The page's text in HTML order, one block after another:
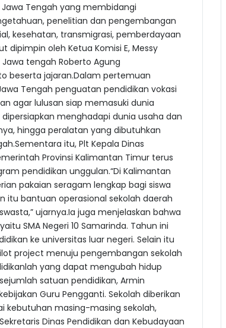
Jawa Tengah yang membidangi
penelitian dan pengembangan
kesehatan, transmigrasi, pemberdayaan
oleh Ketua Komisi E, Messy
tengah Roberto Agung
beserta jajaran.Dalam pertemuan
Tengah penguatan pendidikan vokasi
agar lulusan siap memasuki dunia
menghadapi dunia usaha dan
hingga peralatan yang dibutuhkan
itu, Plt Kepala Dinas
Provinsi Kalimantan Timur terus
pendidikan unggulan.“Di Kalimantan
pakaian seragam lengkap bagi siswa
itu bantuan operasional sekolah daerah
ujarnya.Ia juga menjelaskan bahwa
SMA Negeri 10 Samarinda. Tahun ini
ke universitas luar negeri. Selain itu
project menuju pengembangan sekolah
yang dapat mengubah hidup
satuan pendidikan, Armin
Guru Pengganti. Sekolah diberikan
kebutuhan masing-masing sekolah,
Dinas Pendidikan dan Kebudayaan